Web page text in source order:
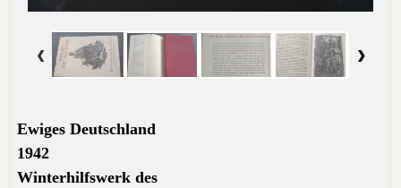
Ewiges Deutschland
1942
Winterhilfswerk des